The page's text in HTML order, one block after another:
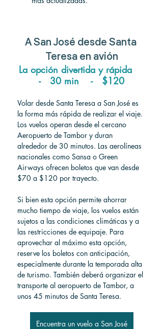
A San José desde Santa
Teresa en avión
La opción divertida y rápida
-   30 min    -   $120
Volar desde Santa Teresa a San José es
la forma más rápida de realizar el viaje.
Los vuelos operan desde el cercano
Aeropuerto de Tambor y duran
alrededor de 30 minutos. Las aerolíneas
nacionales como Sansa o Green
Airways ofrecen boletos que van desde
$70 a $120 por trayecto.
Si bien esta opción permite ahorrar
mucho tiempo de viaje, los vuelos están
sujetos a las condiciones climáticas y a
las restricciones de equipaje. Para
aprovechar al máximo esta opción,
reserve los boletos con anticipación,
especialmente durante la temporada alta
de turismo. También deberá organizar el
transporte al aeropuerto de Tambor, a
unos 45 minutos de Santa Teresa.
Encuentra un vuelo a San José